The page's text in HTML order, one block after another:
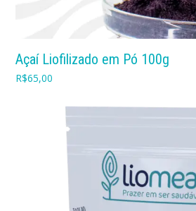
Açaí Liofilizado em Pó 100g
R$65,00